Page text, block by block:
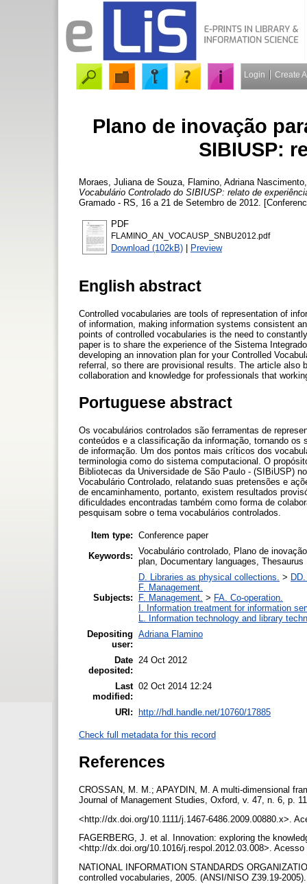
Login Create
Plano de inovação
SIBIUSP:
Moraes, Juliana de Souza Flamino, Adriana Nascimento
Vocabulário Controlado do SIBIUSP: relato de
Gramado - RS, 16 a 21 de Setembro de 2012.
PDF
FLAMINO_AN_VOCAUSP_SNBU2012.pdf
Download (102kB) | Preview
English abstract
Controlled vocabularies are tools of representation of
of information, making information systems consistent
points of controlled vocabularies is the need to
paper is to share the experience of the Sistema
developing an innovation plan for your Controlled
referral, so there are provisional results. The article
collaboration and knowledge for professionals that
Portuguese abstract
Os vocabulários controlados são ferramentas de
conteúdos e a classificação da informação, tornando
de informação. Um dos pontos mais críticos dos
terminologia como do sistema computacional. O
Bibliotecas da Universidade de São Paulo - (SIBiUSP)
Vocabulário Controlado, relatando suas pretensões e
de encaminhamento, portanto, existem resultados
dificuldades encontradas também como forma de
pesquisam sobre o tema vocabulários controlados.
Item type: Conference paper
Keywords: Vocabulário controlado, Plano de
plan, Documentary languages, Thesaurus
Subjects:
D. Libraries as physical collections. >
F. Management.
F. Management. > FA. Co-operation.
I. Information treatment for information
L. Information technology and library
Depositing
user:
Adriana Flamino
Date
deposited:
24 Oct 2012
Last
modified:
02 Oct 2014 12:24
URI: http://hdl.handle.net/10760/17885
Check full metadata for this record
References
CROSSAN, M. M.; APAYDIN, M. A multi-dimensional
Journal of Management Studies, Oxford, v. 47, n. 6, p.
<http://dx.doi.org/10.1111/j.1467-6486.2009.00880.x>.
FAGERBERG, J. et al. Innovation: exploring the
<http://dx.doi.org/10.1016/j.respol.2012.03.008>.
NATIONAL INFORMATION STANDARDS
controlled vocabularies, 2005. (ANSI/NISO Z39.19-